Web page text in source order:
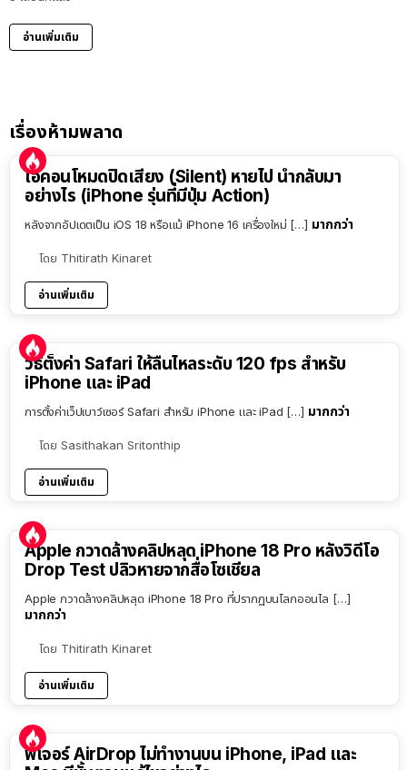
อ่านเพิ่มเติม
เรื่องห้ามพลาด
ไอคอนโหมดปิดเสียง (Silent) หายไป นำกลับมา
อย่างไร (iPhone รุ่นที่มีปุ่ม Action)
หลังจากอัปเดตเป็น iOS 18 หรือแม้ iPhone 16 เครื่องใหม่ […] มากกว่า
โดย Thitirath Kinaret
อ่านเพิ่มเติม
วิธีตั้งค่า Safari ให้ลื่นไหลระดับ 120 fps สำหรับ
iPhone และ iPad
การตั้งค่าเว็ปเบาว์เซอร์ Safari สำหรับ iPhone และ iPad […] มากกว่า
โดย Sasithakan Sritonthip
อ่านเพิ่มเติม
Apple กวาดล้างคลิปหลุด iPhone 18 Pro หลังวิดีโอ
Drop Test ปลิวหายจากสื่อโซเชียล
Apple กวาดล้างคลิปหลุด iPhone 18 Pro ที่ปรากฏบนโลกออนไล […]
มากกว่า
โดย Thitirath Kinaret
อ่านเพิ่มเติม
ฟีเจอร์ AirDrop ไม่ทำงานบน iPhone, iPad และ